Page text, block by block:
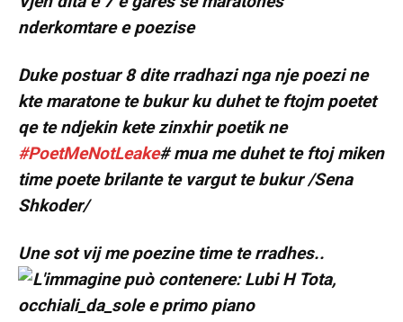
nderkomtare e poezise
Duke postuar 8 dite rradhazi nga nje poezi ne
kte maratone te bukur ku duhet te ftojm poetet
qe te ndjekin kete zinxhir poetik ne
#PoetMeNotLeake# mua me duhet te ftoj miken
time poete brilante te vargut te bukur /Sena
Shkoder/
Une sot vij me poezine time te rradhes..